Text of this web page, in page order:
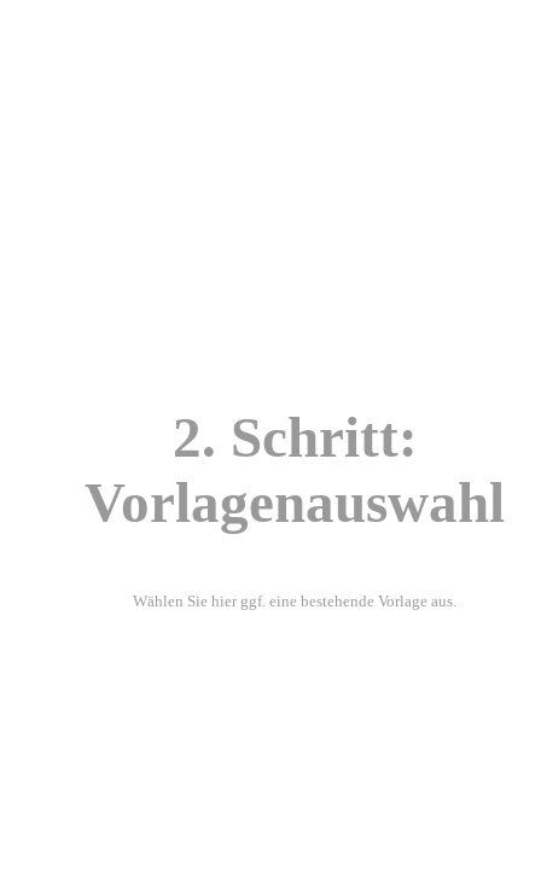
2. Schritt:
Vorlagenauswahl
Wählen Sie hier ggf. eine bestehende Vorlage aus.